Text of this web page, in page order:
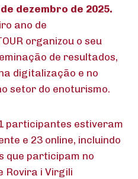
dezembro de 2025.
ano de
organizou o seu
de resultados,
digitalização e no
setor do enoturismo.
participantes estiveram
e 23 online, incluindo
que participam no
Rovira i Virgili